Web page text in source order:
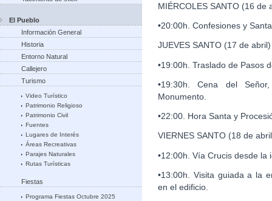
El Pueblo
Información General
Historia
Entorno Natural
Callejero
Turismo
Video Turístico
Patrimonio Religioso
Patrimonio Civil
Fuentes
Lugares de Interés
Áreas Recreativas
Parajes Naturales
Rutas Turísticas
Fiestas
Programa Fiestas Octubre 2025
MIÉRCOLES SANTO (16 de
•20:00h. Confesiones y
JUEVES SANTO (17 de abril)
•19:00h. Traslado de Pasos
•19:30h. Cena del
Monumento.
•22:00. Hora Santa y
VIERNES SANTO (18 de
•12:00h. Vía Crucis desde la
•13:00h. Visita guiada a la
en el edificio.